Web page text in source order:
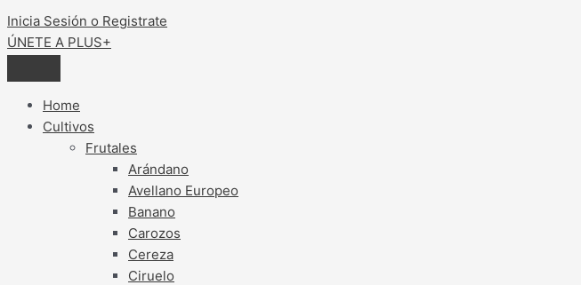
Inicia Sesión o Registrate
ÚNETE A PLUS+
Home
Cultivos
Frutales
Arándano
Avellano Europeo
Banano
Carozos
Cereza
Ciruelo